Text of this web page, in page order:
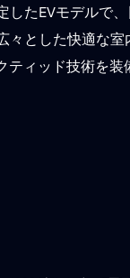
したEVモデルで
とした快適な
ィッド技術を